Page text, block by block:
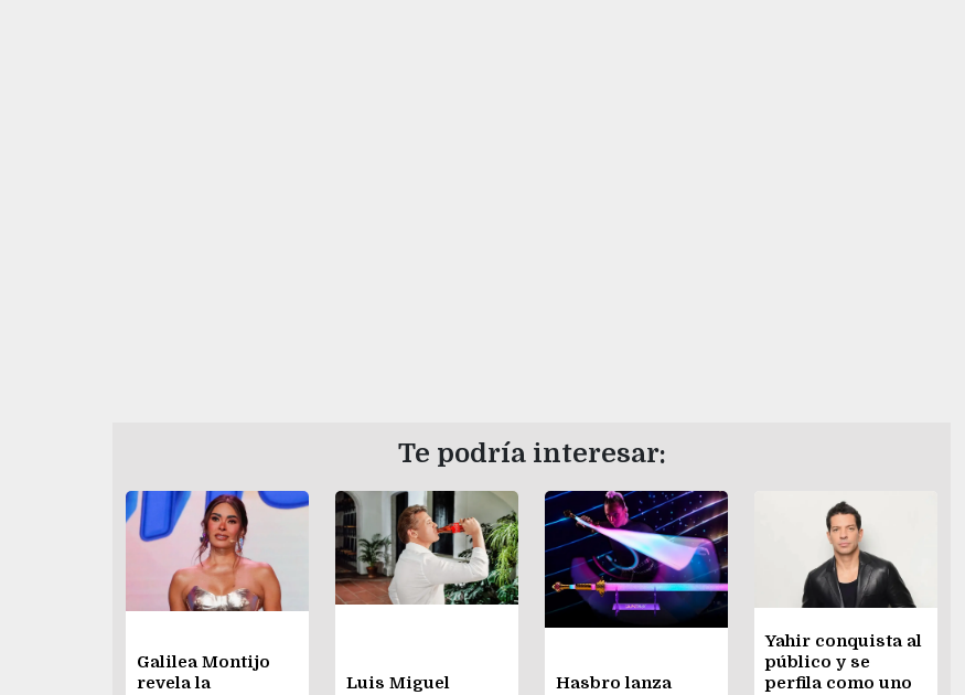
Te podría interesar:
Galilea Montijo
revela la
Luis Miguel
Hasbro lanza
Yahir conquista al
público y se
perfila como uno